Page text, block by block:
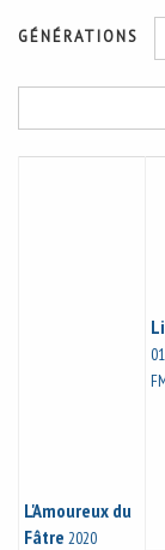
GÉNÉRATIONS
L'Amoureux du
Fâtre 2020